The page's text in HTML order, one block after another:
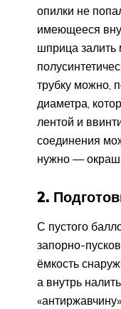
опилки не
имеющееся
шприца залить
трубку можно,
диаметра,
лентой и
соединения
нужно —
2.
С пустого
запорно-
ёмкость
а внутрь